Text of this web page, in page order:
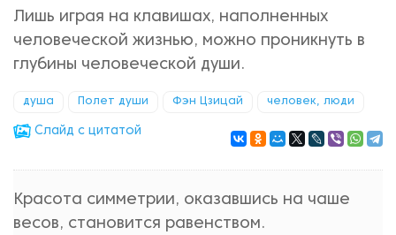
Лишь играя на клавишах, наполненных
человеческой жизнью, можно проникнуть в
глубины человеческой души.
душа Полет души Фэн Цзицай человек, люди
Cлайд с цитатой
Красота симметрии, оказавшись на чаше
весов, становится равенством.